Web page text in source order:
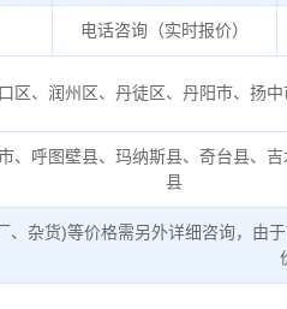
电话咨询（实时报价）
区、润州区、丹徒区、丹阳市、扬
、呼图壁县、玛纳斯县、奇台县、
县
、杂货)等价格需另外详细咨询，由